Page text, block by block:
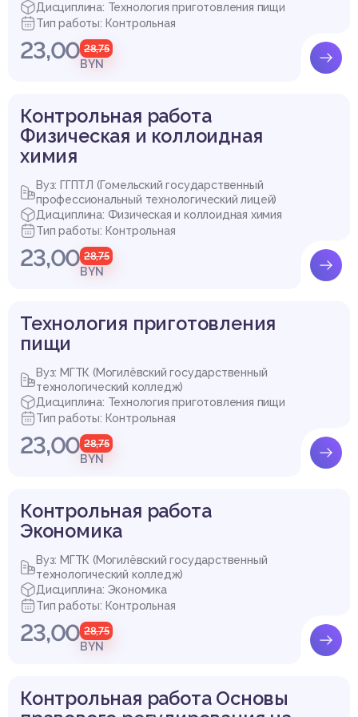
Дисциплина: Технология приготовления пищи
Тип работы: Контрольная
23,00 28,75
BYN
Контрольная работа
Физическая и коллоидная
химия
Вуз: ГГПТЛ (Гомельский государственный
профессиональный технологический лицей)
Дисциплина: Физическая и коллоидная химия
Тип работы: Контрольная
23,00 28,75
BYN
Технология приготовления
пищи
Вуз: МГТК (Могилёвский государственный
технологический колледж)
Дисциплина: Технология приготовления пищи
Тип работы: Контрольная
23,00 28,75
BYN
Контрольная работа
Экономика
Вуз: МГТК (Могилёвский государственный
технологический колледж)
Дисциплина: Экономика
Тип работы: Контрольная
23,00 28,75
BYN
Контрольная работа Основы